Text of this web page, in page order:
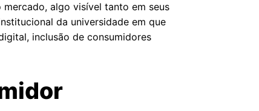
algo visível tanto em seus
da universidade em que
inclusão de consumidores